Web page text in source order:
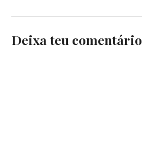
Deixa teu comentário